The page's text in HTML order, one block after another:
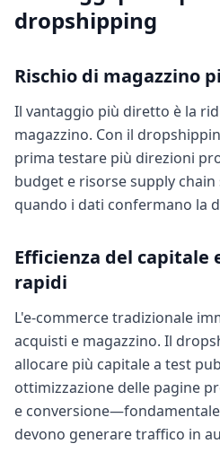
dropshipping
Rischio di magazzino
Il vantaggio più diretto è la
magazzino. Con il
prima testare più direzioni
budget e risorse supply
quando i dati confermano la
Efficienza del
rapidi
L'e-commerce tradizionale
acquisti e magazzino. Il
allocare più capitale a test
ottimizzazione delle pagine
e
devono generare traffico in